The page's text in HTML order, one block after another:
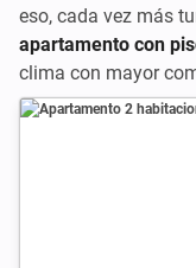
eso, cada vez más
apartamento con
clima con mayor